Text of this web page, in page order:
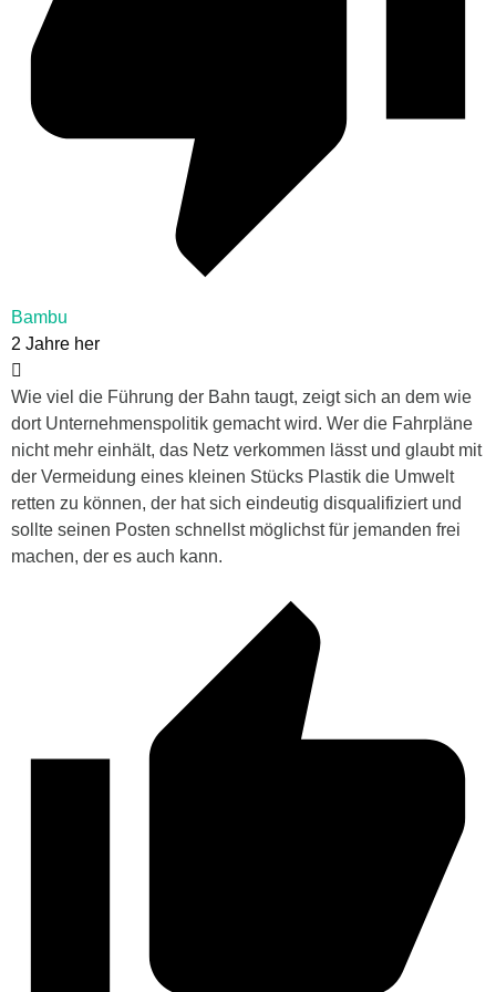
Bambu
2 Jahre her
Wie viel die Führung der Bahn taugt, zeigt sich an dem wie
dort Unternehmenspolitik gemacht wird. Wer die Fahrpläne
nicht mehr einhält, das Netz verkommen lässt und glaubt mit
der Vermeidung eines kleinen Stücks Plastik die Umwelt
retten zu können, der hat sich eindeutig disqualifiziert und
sollte seinen Posten schnellst möglichst für jemanden frei
machen, der es auch kann.